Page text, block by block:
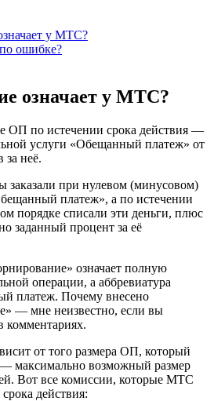
у МТС?
ошибке?
означает у МТС?
ОП по истечении срока действия —
услуги «Обещанный платеж» от
неё.
при нулевом (минусовом)
платеж», а по истечении
порядке списали эти деньги, плюс
заданный процент за её
означает полную
операции, а аббревиатура
платеж. Почему внесено
— мне неизвестно, если вы
комментариях.
от того размера ОП, который
максимально возможный размер
Вот все комиссии, которые МТС
действия: